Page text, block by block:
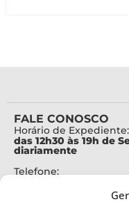
FALE CONOSCO
Horário de Expediente:
das 12h30 às 19h de
diariamente
Telefone: